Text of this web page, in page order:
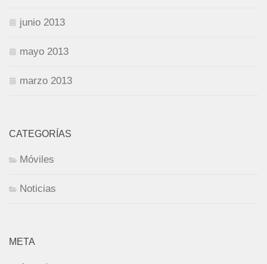
junio 2013
mayo 2013
marzo 2013
CATEGORÍAS
Móviles
Noticias
META